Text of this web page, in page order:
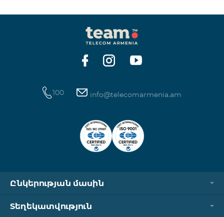
100 info@telecomarmenia.am
Ընկերության մասին
Տեղեկատվություն